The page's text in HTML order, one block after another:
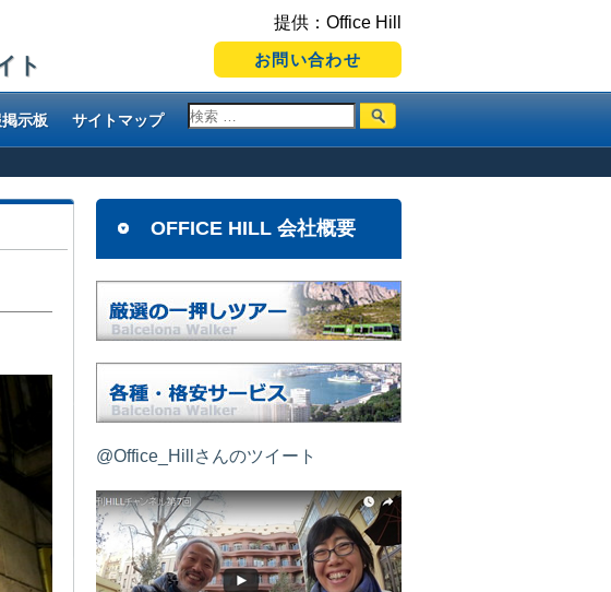
ト
提供：Office Hill
お問い合わせ
示板 サイトマップ
OFFICE HILL 会社概要
@Office_Hillさんのツイート